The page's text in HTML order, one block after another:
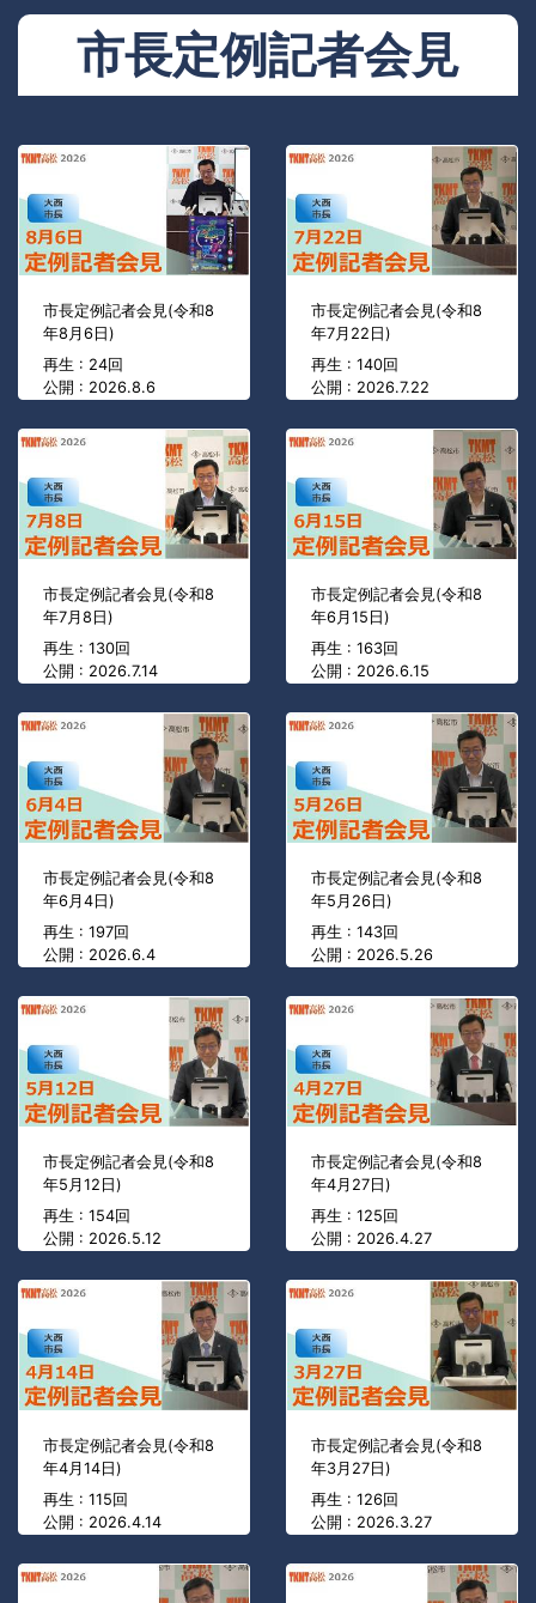
市長定例記者会見
市長定例記者会見(令和8
年8月6日)
再生 : 24回
公開 : 2026.8.6
市長定例記者会見(令和8
年7月22日)
再生 : 140回
公開 : 2026.7.22
市長定例記者会見(令和8
年7月8日)
再生 : 130回
公開 : 2026.7.14
市長定例記者会見(令和8
年6月15日)
再生 : 163回
公開 : 2026.6.15
市長定例記者会見(令和8
年6月4日)
再生 : 197回
公開 : 2026.6.4
市長定例記者会見(令和8
年5月26日)
再生 : 143回
公開 : 2026.5.26
市長定例記者会見(令和8
年5月12日)
再生 : 154回
公開 : 2026.5.12
市長定例記者会見(令和8
年4月27日)
再生 : 125回
公開 : 2026.4.27
市長定例記者会見(令和8
年4月14日)
再生 : 115回
公開 : 2026.4.14
市長定例記者会見(令和8
年3月27日)
再生 : 126回
公開 : 2026.3.27